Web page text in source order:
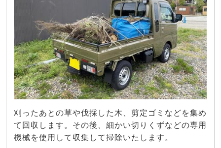
刈ったあとの草や伐採した木、剪定ゴミなどを集め
て回収します。その後、細かい切りくずなどの専用
機械を使用して収集して掃除いたします。